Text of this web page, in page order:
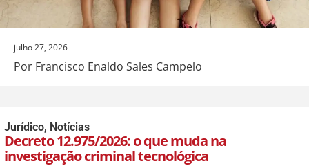
julho 27, 2026
Por Francisco Enaldo Sales Campelo
Jurídico, Notícias
Decreto 12.975/2026: o que muda na
investigação criminal tecnológica